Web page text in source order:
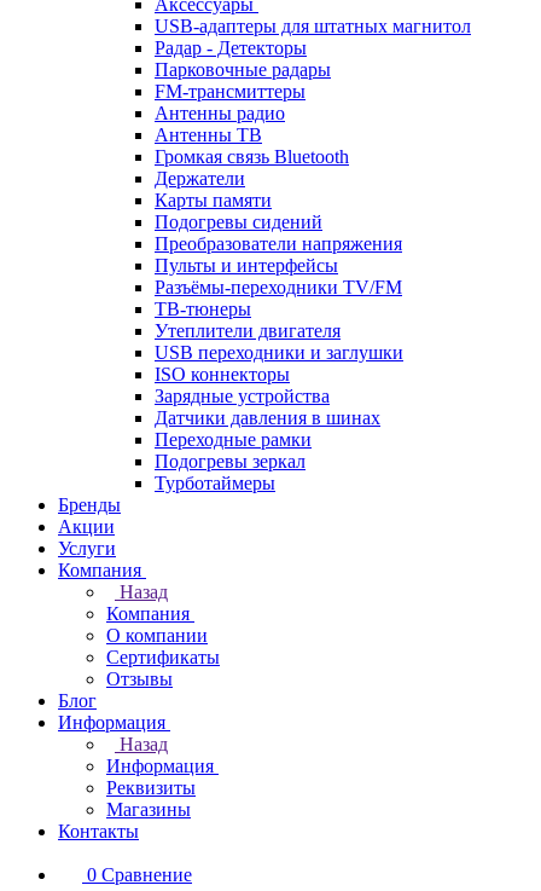
Аксессуары
USB-адаптеры для штатных магнитол
Радар - Детекторы
Парковочные радары
FM-трансмиттеры
Антенны радио
Антенны ТВ
Громкая связь Bluetooth
Держатели
Карты памяти
Подогревы сидений
Преобразователи напряжения
Пульты и интерфейсы
Разъёмы-переходники TV/FM
ТВ-тюнеры
Утеплители двигателя
USB переходники и заглушки
ISO коннекторы
Зарядные устройства
Датчики давления в шинах
Переходные рамки
Подогревы зеркал
Турботаймеры
Бренды
Акции
Услуги
Компания
Назад
Компания
О компании
Сертификаты
Отзывы
Блог
Информация
Назад
Информация
Реквизиты
Магазины
Контакты
0 Сравнение